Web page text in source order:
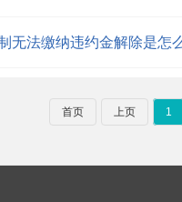
无法缴纳违约金解除是怎
首页 上页 1